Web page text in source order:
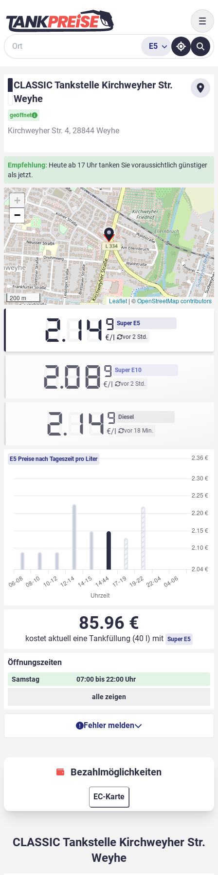
Suche
E5
CLASSIC Tankstelle Kirchweyher Str.
Weyhe
geöffnet
Kirchweyher Str. 4, 28844 Weyhe
Empfehlung: Heute ab 17 Uhr tanken Sie voraussichtlich günstiger
als jetzt.
+
−
200 m Leaflet |©OpenStreetMap contributors
Super E5
vor 2 Std.
2.14 9
€/l
Super E10
vor 2 Std.
2.089
€/l
Diesel
vor 18 Min.
2.149
€/l
E5 Preise nach Tageszeit pro Liter
85.96 €
kostet aktuell eine Tankfüllung (40 l) mit Super E5
Öffnungszeiten
Samstag 07:00 bis 22:00 Uhr
alle zeigen
Fehler melden
Bezahlmöglichkeiten
EC-Karte
CLASSIC Tankstelle Kirchweyher Str.
Weyhe